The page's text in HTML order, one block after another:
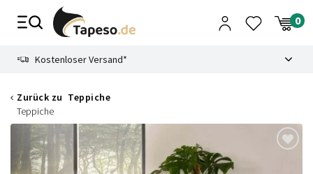
Zusammenbruch
Kostenloser Versand*
Zurück zu Teppiche
Teppiche